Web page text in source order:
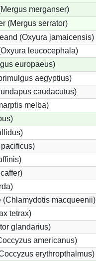
merganser)
(Mergus serrator)
(Oxyura jamaicensis)
leucocephala)
europaeus)
aegyptius)
caudacutus)
melba)
macqueenii)
tetrax)
glandarius)
americanus)
erythropthalmus)